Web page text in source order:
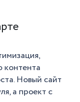
контента
Новый сайт
а проект с